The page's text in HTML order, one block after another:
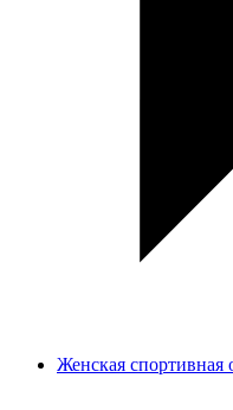
Женская спортивная